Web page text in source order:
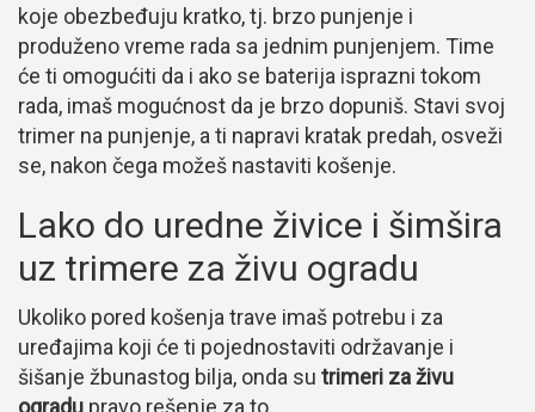
koje obezbeđuju kratko, tj. brzo punjenje i
produženo vreme rada sa jednim punjenjem. Time
će ti omogućiti da i ako se baterija isprazni tokom
rada, imaš mogućnost da je brzo dopuniš. Stavi svoj
trimer na punjenje, a ti napravi kratak predah, osveži
se, nakon čega možeš nastaviti košenje.
Lako do uredne živice i šimšira
uz trimere za živu ogradu
Ukoliko pored košenja trave imaš potrebu i za
uređajima koji će ti pojednostaviti održavanje i
šišanje žbunastog bilja, onda su trimeri za živu
ogradu pravo rešenje za to.